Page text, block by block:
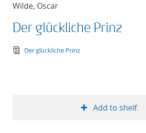
Wilde, Oscar
Der glückliche Prinz
text/tg.edition+tg.aggregation+xml
Der glückliche Prinz
Add to shelf